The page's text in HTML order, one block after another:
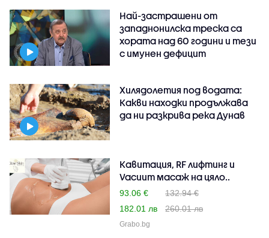
Най-застрашени от
западнонилска треска са
хората над 60 години и тези
с имунен дефицит
Хилядолетия под водата:
Какви находки продължава
да ни разкрива река Дунав
Кавитация, RF лифтинг и
Vacuum масаж на цяло..
93.06 €
132.94 €
182.01 лв
260.01 лв
Grabo.bg